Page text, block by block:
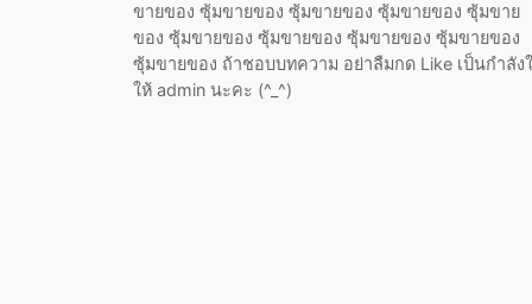
ขายของ ซุ้มขายของ ซุ้มขายของ ซุ้มขายของ ซุ้มขาย
ของ ซุ้มขายของ ซุ้มขายของ ซุ้มขายของ ซุ้มขายของ
ซุ้มขายของ ถ้าชอบบทความ อย่าลืมกด Like เป็นกำลัง
ให้ admin นะคะ (^_^)